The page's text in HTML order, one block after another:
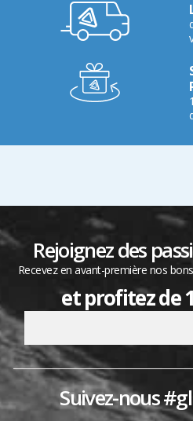
Rejoignez des
Recevez en avant-première nos
et profitez de
Suivez-nous